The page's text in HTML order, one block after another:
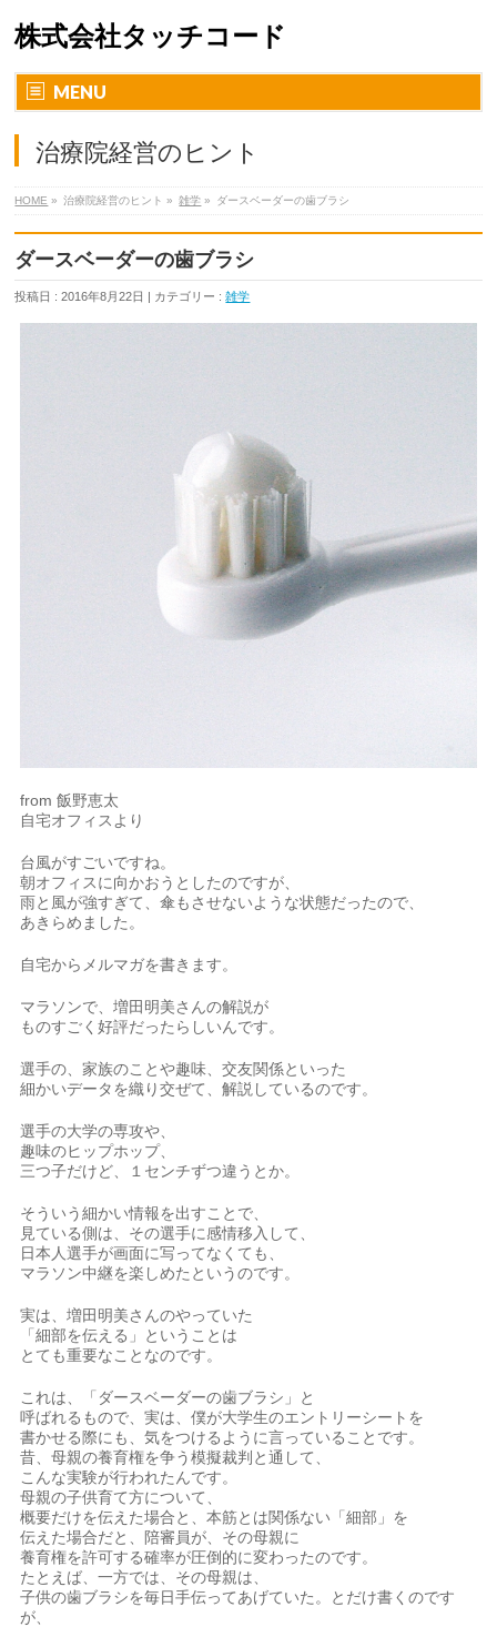
株式会社タッチコード
MENU
治療院経営のヒント
HOME » 治療院経営のヒント » 雑学 » ダースベーダーの歯ブラシ
ダースベーダーの歯ブラシ
投稿日 : 2016年8月22日 | カテゴリー :雑学
from 飯野恵太
自宅オフィスより
台風がすごいですね。
朝オフィスに向かおうとしたのですが、
雨と風が強すぎて、傘もさせないような状態だったので、
あきらめました。
自宅からメルマガを書きます。
マラソンで、増田明美さんの解説が
ものすごく好評だったらしいんです。
選手の、家族のことや趣味、交友関係といった
細かいデータを織り交ぜて、解説しているのです。
選手の大学の専攻や、
趣味のヒップホップ、
三つ子だけど、１センチずつ違うとか。
そういう細かい情報を出すことで、
見ている側は、その選手に感情移入して、
日本人選手が画面に写ってなくても、
マラソン中継を楽しめたというのです。
実は、増田明美さんのやっていた
「細部を伝える」ということは
とても重要なことなのです。
これは、「ダースベーダーの歯ブラシ」と
呼ばれるもので、実は、僕が大学生のエントリーシートを
書かせる際にも、気をつけるように言っていることです。
昔、母親の養育権を争う模擬裁判と通して、
こんな実験が行われたんです。
母親の子供育て方について、
概要だけを伝えた場合と、本筋とは関係ない「細部」を
伝えた場合だと、陪審員が、その母親に
養育権を許可する確率が圧倒的に変わったのです。
たとえば、一方では、その母親は、
子供の歯ブラシを毎日手伝ってあげていた。とだけ書くのです
が、